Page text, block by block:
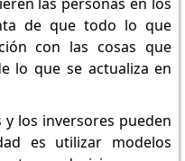
de que todo lo que
con las cosas que
lo que se actualiza en
los inversores pueden
es utilizar modelos